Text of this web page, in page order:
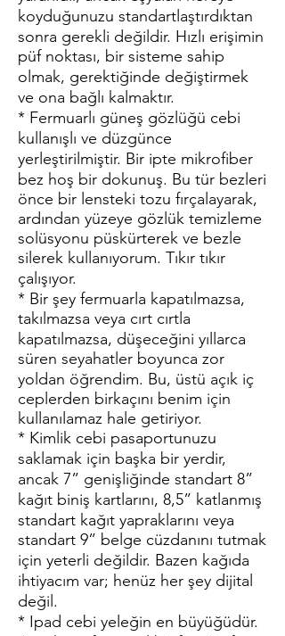
koyduğunuzu standartlaştırdıktan
sonra gerekli değildir. Hızlı erişimin
püf noktası, bir sisteme sahip
olmak, gerektiğinde değiştirmek
ve ona bağlı kalmaktır.
* Fermuarlı güneş gözlüğü cebi
kullanışlı ve düzgünce
yerleştirilmiştir. Bir ipte mikrofiber
bez hoş bir dokunuş. Bu tür bezleri
önce bir lensteki tozu fırçalayarak,
ardından yüzeye gözlük temizleme
solüsyonu püskürterek ve bezle
silerek kullanıyorum. Tıkır tıkır
çalışıyor.
* Bir şey fermuarla kapatılmazsa,
takılmazsa veya cırt cırtla
kapatılmazsa, düşeceğini yıllarca
süren seyahatler boyunca zor
yoldan öğrendim. Bu, üstü açık iç
ceplerden birkaçını benim için
kullanılamaz hale getiriyor.
* Kimlik cebi pasaportunuzu
saklamak için başka bir yerdir,
ancak 7” genişliğinde standart 8”
kağıt biniş kartlarını, 8,5” katlanmış
standart kağıt yapraklarını veya
standart 9” belge cüzdanını tutmak
için yeterli değildir. Bazen kağıda
ihtiyacım var; henüz her şey dijital
değil.
* Ipad cebi yeleğin en büyüğüdür.